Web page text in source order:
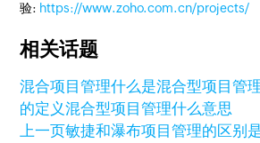
验: https://www.zoho.com.cn/projects/
相关话题
混合项目管理什么是混合型项目管
的定义混合型项目管理什么意思
上一页敏捷和瀑布项目管理的区别